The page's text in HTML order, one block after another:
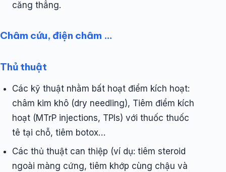
căng thẳng.
Châm cứu, điện châm …
Thủ thuật
Các kỹ thuật nhằm bất hoạt điểm kích hoạt:
châm kim khô (dry needling), Tiêm điểm kích
hoạt (MTrP injections, TPIs) với thuốc thuốc
tê tại chỗ, tiêm botox…
Các thủ thuật can thiệp (ví dụ: tiêm steroid
ngoài màng cứng, tiêm khớp cùng chậu và